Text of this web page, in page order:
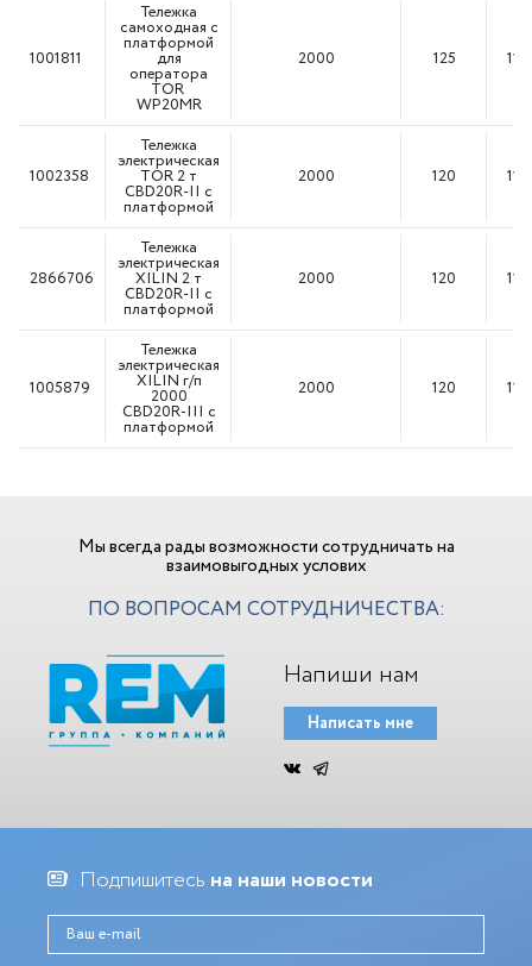
1001811
Тележка
самоходная с
платформой
для
оператора
TOR
WP20MR
2000 125
1002358
Тележка
электрическая
TOR 2 т
CBD20R-II с
платформой
2000 120
2866706
Тележка
электрическая
XILIN 2 т
CBD20R-II с
платформой
2000 120
1005879
Тележка
электрическая
XILIN г/п
2000
CBD20R-III с
платформой
2000 120
Мы всегда рады возможности сотрудничать на
взаимовыгодных услових
ПО ВОПРОСАМ СОТРУДНИЧЕСТВА:
Напиши нам
Написать мне
Подпишитесь на наши новости